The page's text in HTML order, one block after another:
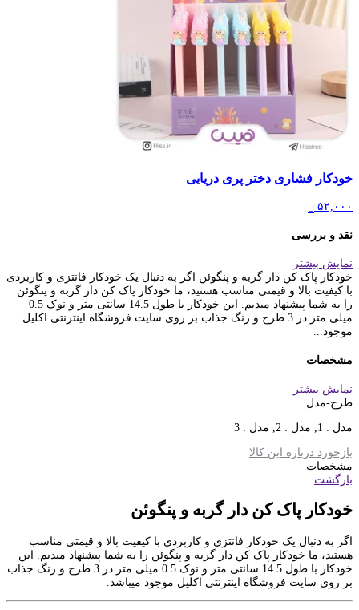
خودکار فشاری دختر پری دریایی
۵۲,۰۰۰
نقد و بررسی
نمایش بیشتر
خودکار پاک کن دار گربه و پنگوئن اگر به دنبال یک خودکار فانتزی و کاربردی
با کیفیت بالا و قیمتی مناسب هستید، ما خودکار پاک کن دار گربه و پنگوئن
را به شما پیشنهاد میدیم. این خودکار با طول 14.5 سانتی متر و نوک 0.5
میلی متر در 3 طرح و رنگ جذاب بر روی سایت فروشگاه اینترنتی اکلیل
موجود...
مشخصات
نمایش بیشتر
طرح-مدل
مدل : 1, مدل : 2, مدل : 3
بازخورد درباره این کالا
مشخصات
بازگشت
خودکار پاک کن دار گربه و پنگوئن
اگر به دنبال یک خودکار فانتزی و کاربردی با کیفیت بالا و قیمتی مناسب
هستید، ما خودکار پاک کن دار گربه و پنگوئن را به شما پیشنهاد میدیم. این
خودکار با طول 14.5 سانتی متر و نوک 0.5 میلی متر در 3 طرح و رنگ جذاب
بر روی سایت فروشگاه اینترنتی اکلیل موجود میباشد.